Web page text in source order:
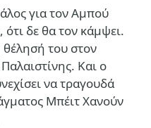
για τον Αμπού
δε θα τον κάμψει.
θέλησή του στον
Και ο
να τραγουδά
Μπέιτ Χανούν